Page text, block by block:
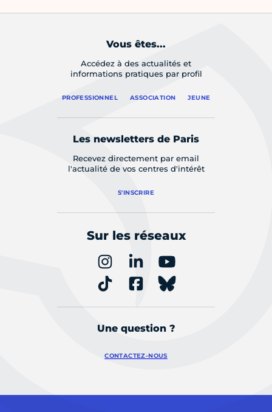
Vous êtes...
Accédez à des actualités et
informations pratiques par profil
PROFESSIONNEL ASSOCIATION JEUNE
Les newsletters de Paris
Recevez directement par email
l'actualité de vos centres d'intérêt
S'INSCRIRE
Sur les réseaux
Une question ?
CONTACTEZ-NOUS